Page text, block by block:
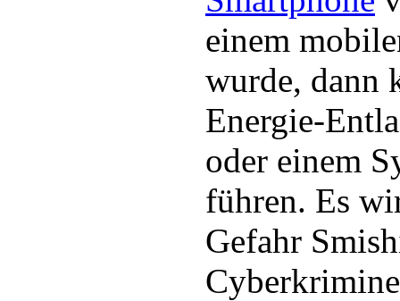
einem
wurde, dann
Energie-
oder einem
führen. Es
Gefahr